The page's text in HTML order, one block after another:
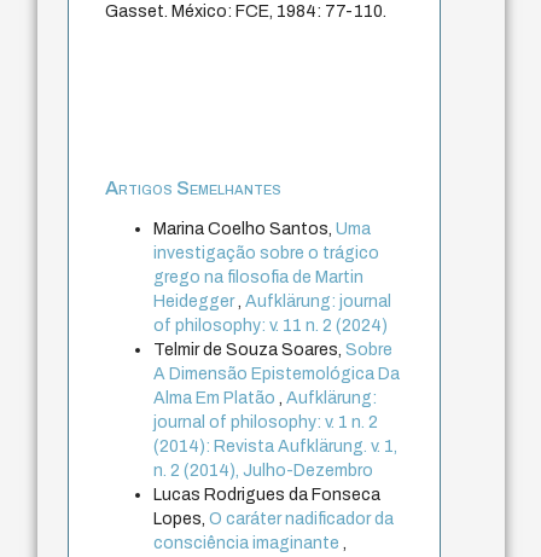
Gasset. México: FCE, 1984: 77-110.
Artigos Semelhantes
Marina Coelho Santos,Uma
investigação sobre o trágico
grego na filosofia de Martin
Heidegger,Aufklärung: journal
of philosophy: v. 11 n. 2 (2024)
Telmir de Souza Soares,Sobre
A Dimensão Epistemológica Da
Alma Em Platão,Aufklärung:
journal of philosophy: v. 1 n. 2
(2014): Revista Aufklärung. v. 1,
n. 2 (2014), Julho-Dezembro
Lucas Rodrigues da Fonseca
Lopes,O caráter nadificador da
consciência imaginante,